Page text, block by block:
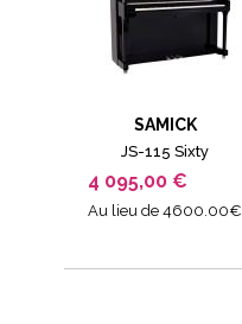
SAMICK
JS-115 Sixty
4 095,00 €
Au lieu de 4600.00€